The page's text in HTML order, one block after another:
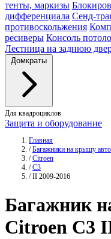
тенты, маркизы
дифференциала Сенд-
противоскольжения
ресиверы Консоль
Лестница на заднюю
Домкраты
Для квадроциклов
Защита и оборудование
Главная
/ Багажники на крышу
/ Citroen
/ C3
/ II 2009-2016
Багажник
Citroen C3